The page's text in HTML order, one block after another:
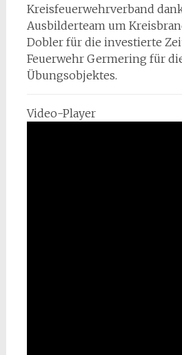
Kreisfeuerwehrverband
Ausbilderteam um
Dobler für die investierte
Feuerwehr Germering für
Übungsobjektes.
Video-Player